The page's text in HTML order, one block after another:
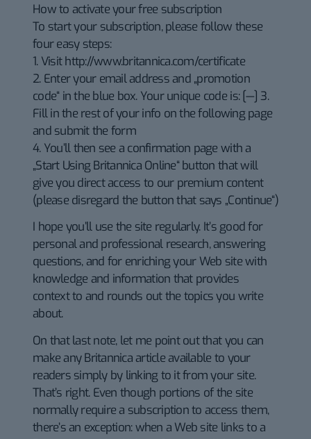
How to activate your free subscription
To start your subscription, please follow these
four easy steps:
1. Visit http://www.britannica.com/certificate
2. Enter your email address and „promotion
code“ in the blue box. Your unique code is: [—] 3.
Fill in the rest of your info on the following page
and submit the form
4. You’ll then see a confirmation page with a
„Start Using Britannica Online“ button that will
give you direct access to our premium content
(please disregard the button that says „Continue“)
I hope you’ll use the site regularly. It’s good for
personal and professional research, answering
questions, and for enriching your Web site with
knowledge and information that provides
context to and rounds out the topics you write
about.
On that last note, let me point out that you can
make any Britannica article available to your
readers simply by linking to it from your site.
That’s right. Even though portions of the site
normally require a subscription to access them,
there’s an exception: when a Web site links to a